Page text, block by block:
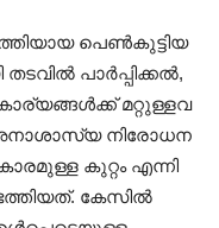
പെ​ണ്‍​കു​ട്ടി​യ
പാ​ർ​പ്പി​ക്ക​ൽ,
മ​റ്റു​ള്ള​വ​
നി​രോ​ധ​ന
കു​റ്റം എ​ന്നി
കേസിൽ